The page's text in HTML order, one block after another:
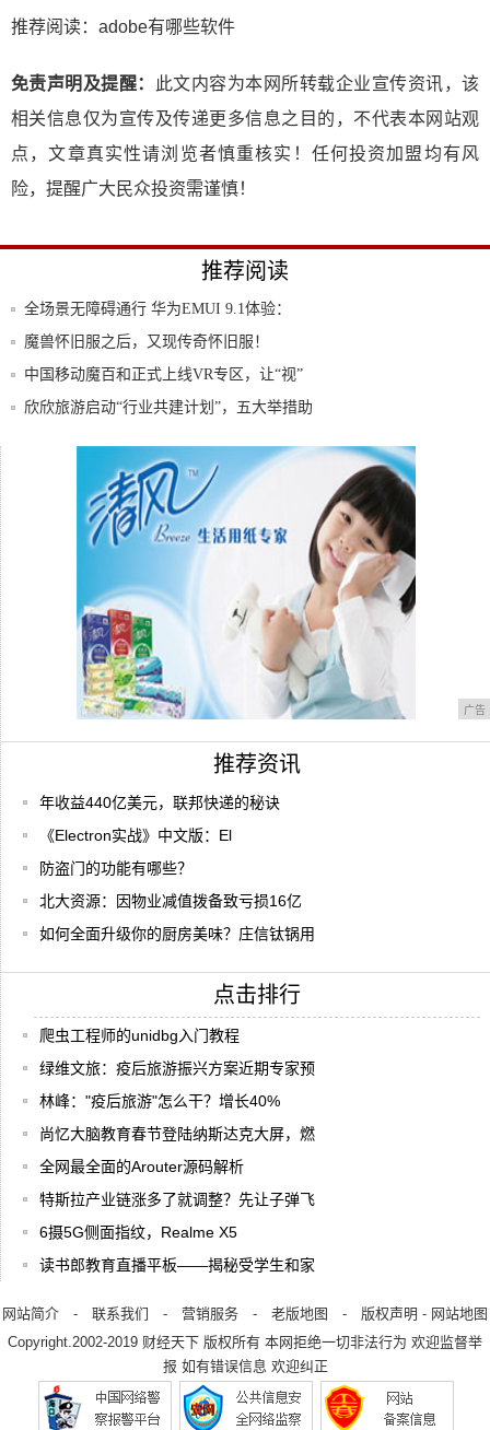
推荐阅读： adobe有哪些软件
免责声明及提醒：
此文内容为本网所转载企业宣传资讯，该
相关信息仅为宣传及传递更多信息之目的，不代表本网站观
点，文章真实性请浏览者慎重核实！任何投资加盟均有风
险，提醒广大民众投资需谨慎！
推荐阅读
全场景无障碍通行 华为EMUI 9.1体验：
魔兽怀旧服之后，又现传奇怀旧服！
中国移动魔百和正式上线VR专区，让“视”
界浸
欣欣旅游启动“行业共建计划”，五大举措助
相见恨晚的厨房好物！庄信钛锅了解一下
广告
推荐资讯
年收益440亿美元，联邦快递的秘诀
《Electron实战》中文版：El
防盗门的功能有哪些？
北大资源：因物业减值拨备致亏损16亿
如何全面升级你的厨房美味？庄信钛锅用
点击排行
爬虫工程师的unidbg入门教程
绿维文旅：疫后旅游振兴方案近期专家预
林峰："疫后旅游"怎么干？增长40%
尚忆大脑教育春节登陆纳斯达克大屏，燃
全网最全面的Arouter源码解析
特斯拉产业链涨多了就调整？先让子弹飞
6摄5G侧面指纹，Realme X5
读书郎教育直播平板——揭秘受学生和家
网站简介 - 联系我们 - 营销服务 - 老版地图 - 版权声明 - 网站地图
Copyright.2002-2019 财经天下 版权所有 本网拒绝一切非法行为 欢迎监督举
报 如有错误信息 欢迎纠正